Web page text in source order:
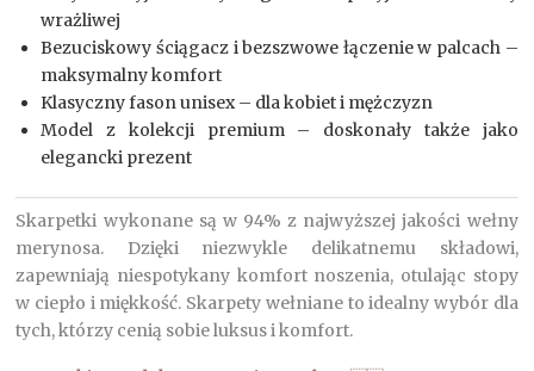
wrażliwej
Bezuciskowy ściągacz i bezszwowe łączenie w palcach –
maksymalny komfort
Klasyczny fason unisex – dla kobiet i mężczyzn
Model z kolekcji premium – doskonały także jako
elegancki prezent
Skarpetki wykonane są w 94% z najwyższej jakości wełny
merynosa. Dzięki niezwykle delikatnemu składowi,
zapewniają niespotykany komfort noszenia, otulając stopy
w ciepło i miękkość. Skarpety wełniane to idealny wybór dla
tych, którzy cenią sobie luksus i komfort.